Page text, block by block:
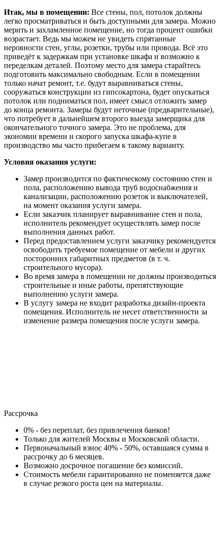
Итак, мы в помещении: Все стены, пол, потолок должны
легко просматриваться и быть доступными для замера. Можно
мерить и захламленное помещение, но тогда процент ошибки
возрастает. Ведь мы можем не увидеть спрятанные
неровности стен, углы, розетки, трубы или провода. Всё это
приведёт к задержкам при установке шкафа и возможно к
переделкам деталей. Поэтому место для замера старайтесь
подготовить максимально свободным. Если в помещении
только начат ремонт, т.е. будут выравниваться стены,
сооружаться конструкции из гипсокартона, будет опускаться
потолок или подниматься пол, имеет смысл отложить замер
до конца ремонта. Замеры будут неточные (предварительные),
что потребует в дальнейшем второго выезда замерщика для
окончательного точного замера. Это не проблема, для
экономии времени и скорого запуска шкафа-купе в
производство мы часто прибегаем к такому варианту.
Условия оказания услуги:
Замер производится по фактическому состоянию стен и
пола, расположению вывода труб водоснабжения и
канализации, расположению розеток и выключателей,
на момент оказания услуги замера.
Если заказчик планирует выравнивание стен и пола,
исполнитель рекомендует осуществлять замер после
выполнения данных работ.
Перед предоставлением услуги заказчику рекомендуется
освободить требуемое помещение от мебели и других
посторонних габаритных предметов (в т. ч.
строительного мусора).
Во время замера в помещении не должны производиться
строительные и иные работы, препятствующие
выполнению услуги замера.
В услугу замера не входит разработка дизайн-проекта
помещения. Исполнитель не несет ответственности за
изменение размера помещения после услуги замера.
Рассрочка
0% - без переплат, без привлечения банков!
Только для жителей Москвы и Московской области.
Первоначальный взнос 40% - 50%, оставшаяся сумма в
рассрочку до 6 месяцев.
Возможно досрочное погашение без комиссий.
Стоимость мебели гарантированно не поменяется даже
в случае резкого роста цен на материалы.